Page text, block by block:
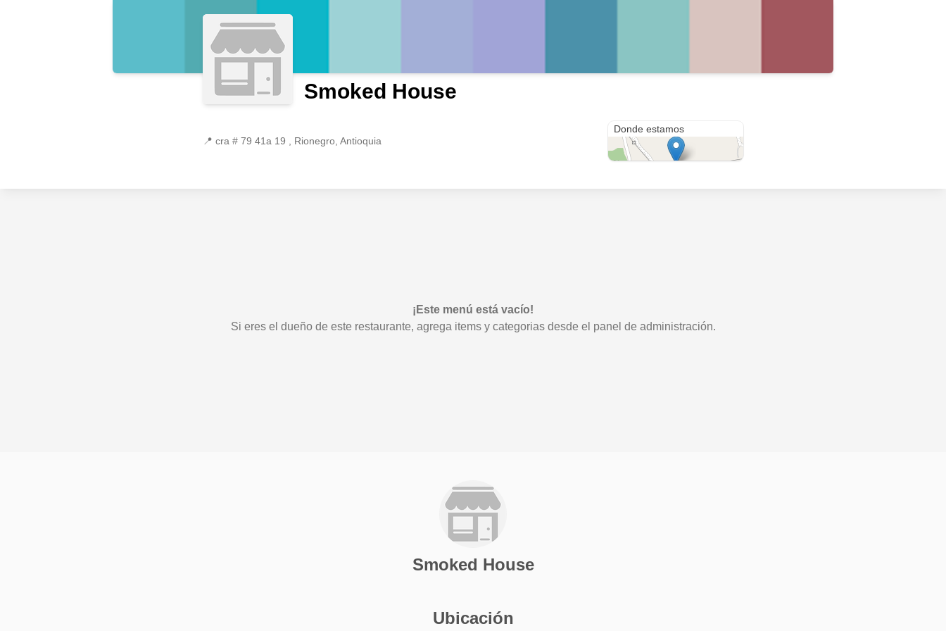
Smoked House
📍 cra # 79 41a 19 , Rionegro, Antioquia
Donde estamos
¡Este menú está vacío!
Si eres el dueño de este restaurante, agrega items y categorias desde el panel de administración.
Smoked House
Ubicación